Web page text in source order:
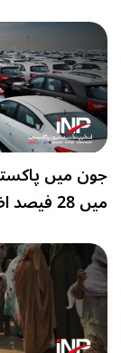
جون میں
میں 28 فیصد اضافہ،ویلتھ پاکستان